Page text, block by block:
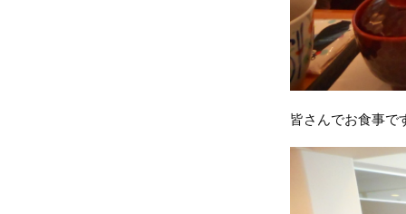
皆さんでお食事で